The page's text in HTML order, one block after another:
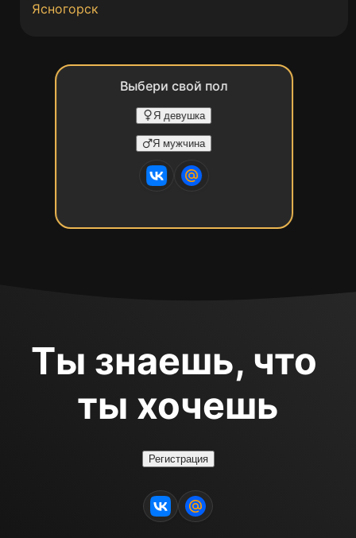
Ясногорск
Выбери свой пол
Я девушка
Я мужчина
Ты знаешь, что
ты хочешь
Регистрация